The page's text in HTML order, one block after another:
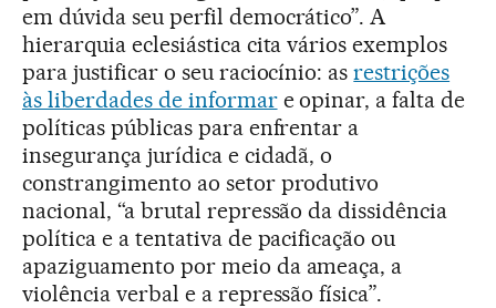
em dúvida seu perfil democrático”. A
hierarquia eclesiástica cita vários exemplos
para justificar o seu raciocínio: asrestrições
às liberdades de informare opinar, a falta de
políticas públicas para enfrentar a
insegurança jurídica e cidadã, o
constrangimento ao setor produtivo
nacional, “a brutal repressão da dissidência
política e a tentativa de pacificação ou
apaziguamento por meio da ameaça, a
violência verbal e a repressão física”.